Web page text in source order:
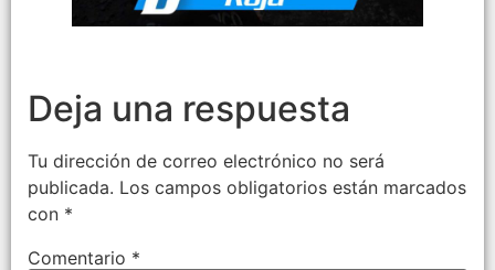
Deja una respuesta
Tu dirección de correo electrónico no será
publicada. Los campos obligatorios están marcados
con *
Comentario *